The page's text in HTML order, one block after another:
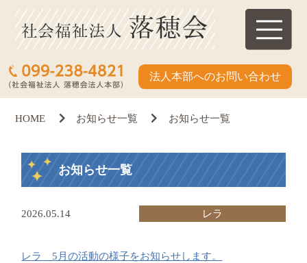
法人本部へのお問い合わせ
HOME お知らせ一覧 お知らせ一覧
お知らせ一覧
2026.05.14 レラ
レラ 5月の活動の様子をお知らせします。